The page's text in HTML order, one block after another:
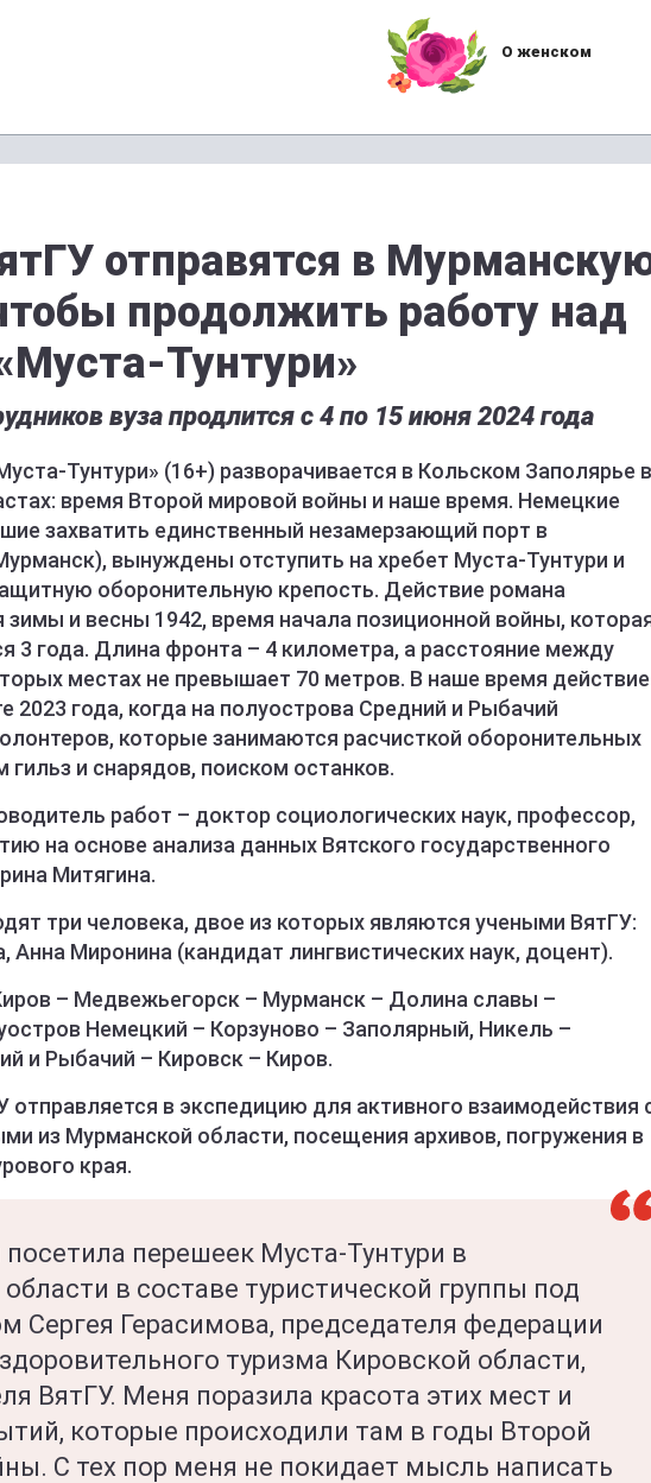
О женском
отправятся в
продолжить работу над
Тунтури»
вуза продлится с 4 по 15 июня 2024 года
Тунтури» (16+) разворачивается в Кольском Заполярье в
время Второй мировой войны и наше время. Немецкие
захватить единственный незамерзающий порт в
вынуждены отступить на хребет Муста-Тунтури и
оборонительную крепость. Действие романа
и весны 1942, время начала позиционной войны,
3 года. Длина фронта – 4 километра, а расстояние между
местах не превышает 70 метров. В наше время действие
2023 года, когда на полуострова Средний и Рыбачий
которые занимаются расчисткой оборонительных
и снарядов, поиском останков.
работ – доктор социологических наук, профессор,
на основе анализа данных Вятского государственного
Митягина.
три человека, двое из которых являются учеными ВятГУ:
Анна Миронина (кандидат лингвистических наук, доцент).
– Медвежьегорск – Мурманск – Долина славы –
Немецкий – Корзуново – Заполярный, Никель –
и Рыбачий – Кировск – Киров.
отправляется в экспедицию для активного взаимодействия
из Мурманской области, посещения архивов, погружения в
края.
посетила перешеек Муста-Тунтури в
в составе туристической группы под
Сергея Герасимова, председателя федерации
туризма Кировской области,
ВятГУ. Меня поразила красота этих мест и
которые происходили там в годы Второй
С тех пор меня не покидает мысль написать